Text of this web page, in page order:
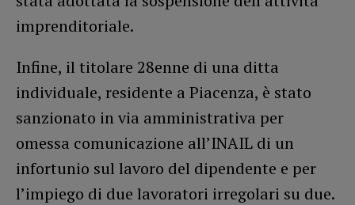
imprenditoriale.
Infine, il titolare 28enne di una ditta
individuale, residente a Piacenza, è stato
sanzionato in via amministrativa per
omessa comunicazione all’INAIL di un
infortunio sul lavoro del dipendente e per
l’impiego di due lavoratori irregolari su due.